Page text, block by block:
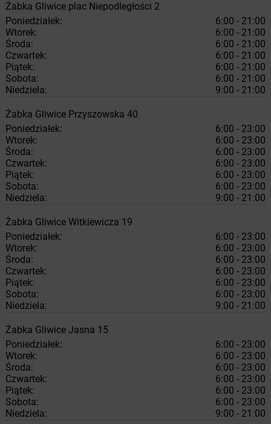
Żabka Gliwice plac Niepodległości 2
Poniedziałek:
6:00 - 21:00
Wtorek:
6:00 - 21:00
Środa:
6:00 - 21:00
Czwartek:
6:00 - 21:00
Piątek:
6:00 - 21:00
Sobota:
6:00 - 21:00
Niedziela:
9:00 - 21:00
Żabka Gliwice Przyszowska 40
Poniedziałek:
6:00 - 23:00
Wtorek:
6:00 - 23:00
Środa:
6:00 - 23:00
Czwartek:
6:00 - 23:00
Piątek:
6:00 - 23:00
Sobota:
6:00 - 23:00
Niedziela:
9:00 - 21:00
Żabka Gliwice Witkiewicza 19
Poniedziałek:
6:00 - 23:00
Wtorek:
6:00 - 23:00
Środa:
6:00 - 23:00
Czwartek:
6:00 - 23:00
Piątek:
6:00 - 23:00
Sobota:
6:00 - 23:00
Niedziela:
9:00 - 21:00
Żabka Gliwice Jasna 15
Poniedziałek:
6:00 - 23:00
Wtorek:
6:00 - 23:00
Środa:
6:00 - 23:00
Czwartek:
6:00 - 23:00
Piątek:
6:00 - 23:00
Sobota:
6:00 - 23:00
Niedziela:
9:00 - 21:00